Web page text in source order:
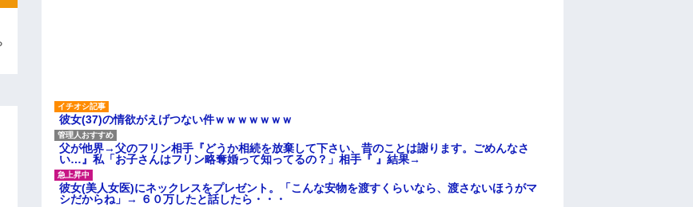
←あまり悲しませないでく
彼女(37)の情欲がえげつない件ｗｗｗｗｗｗｗ
父が他界→父のフリン相手『どうか相続を放棄して下さい、昔のことは謝ります。ごめんなさ
い…』私「お子さんはフリン略奪婚って知ってるの？」相手『 』結果→
彼女(美人女医)にネックレスをプレゼント。「こんな安物を渡すくらいなら、渡さないほうがマ
シだからね」→ ６０万したと話したら・・・